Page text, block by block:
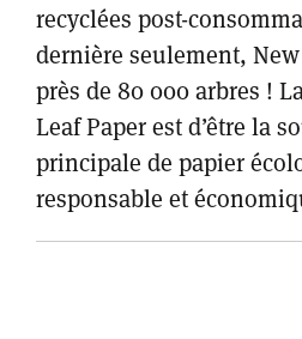
recyclées post-
dernière seulement,
près de 80 000 arbres !
Leaf Paper est d’être la
principale de papier
responsable et